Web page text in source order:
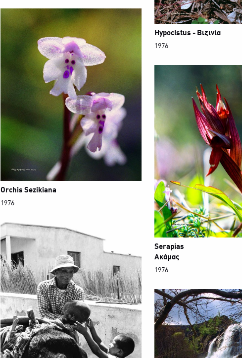
Hypocistus - Βιζινία
1976
Orchis Sezikiana
1976
Serapias
Ακάμας
1976